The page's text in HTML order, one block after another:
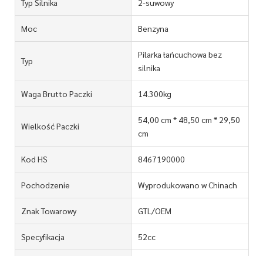
Typ Silnika 2-suwowy
Moc Benzyna
Typ
Pilarka łańcuchowa bez
silnika
Waga Brutto Paczki 14.300kg
Wielkość Paczki
54,00 cm * 48,50 cm * 29,50
cm
Kod HS 8467190000
Pochodzenie Wyprodukowano w Chinach
Znak Towarowy GTL/OEM
Specyfikacja 52cc